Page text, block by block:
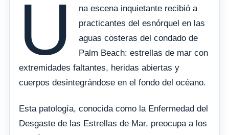
U
na escena inquietante recibió a
practicantes del esnórquel en las
aguas costeras del condado de
Palm Beach: estrellas de mar con
extremidades faltantes, heridas abiertas y
cuerpos desintegrándose en el fondo del océano.
Esta patología, conocida como la Enfermedad del
Desgaste de las Estrellas de Mar, preocupa a los